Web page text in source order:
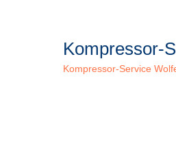
Kompressor-
Kompressor-Service